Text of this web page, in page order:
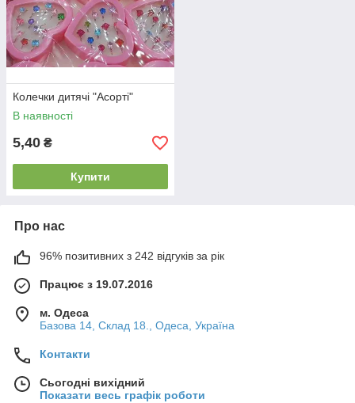
Колечки дитячі "Асорті"
В наявності
5,40 ₴
Купити
Про нас
96% позитивних з 242 відгуків за рік
Працює з 19.07.2016
м. Одеса
Базова 14, Склад 18., Одеса, Україна
Контакти
Сьогодні вихідний
Показати весь графік роботи